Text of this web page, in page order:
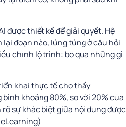
được thiết kế để giải quyết. Hệ
đoạn nào, lúng túng ở câu hỏi
chỉnh lộ trình: bỏ qua những gì
khai thực tế cho thấy
khoảng 80%, so với 20% của
sự khác biệt giữa nội dung được